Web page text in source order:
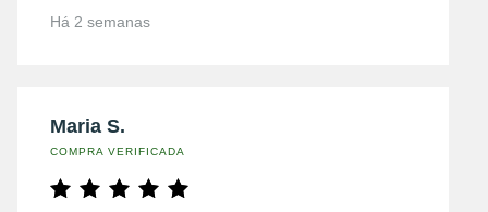
Há 2 semanas
Maria S.
COMPRA VERIFICADA